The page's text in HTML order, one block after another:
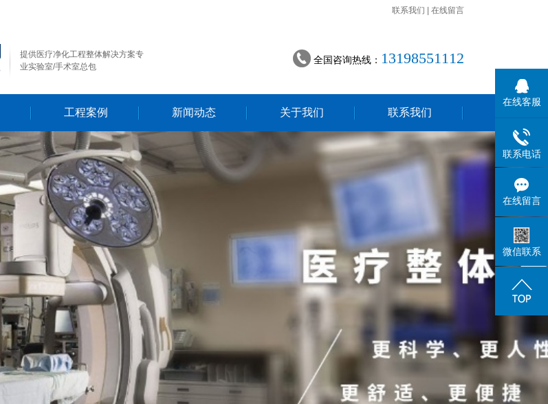
联系我们 在线留言
提供医疗净化工程整体解决方案专
业实验室/手术室总包
全国咨询热线： 13198551112
工程案例 新闻动态
行业新闻
公司新闻
关于我们 联系我们
在线客服
联系电话
在线留言
微信联系